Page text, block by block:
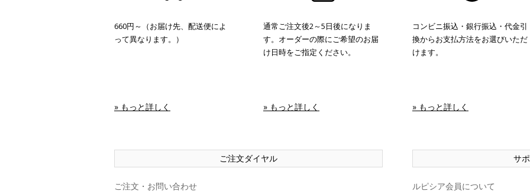
660円～（お届け先、配送便によ
って異なります。）
» もっと詳しく
通常ご注文後2～5日後になりま
す。オーダーの際にご希望のお届
け日時をご指定ください。
» もっと詳しく
コンビニ振込・銀行振込・代金引
換からお支払方法をお選びいただ
けます。
» もっと詳しく
ご注文ダイヤル
ご注文・お問い合わせ
サ
ルピシア会員について